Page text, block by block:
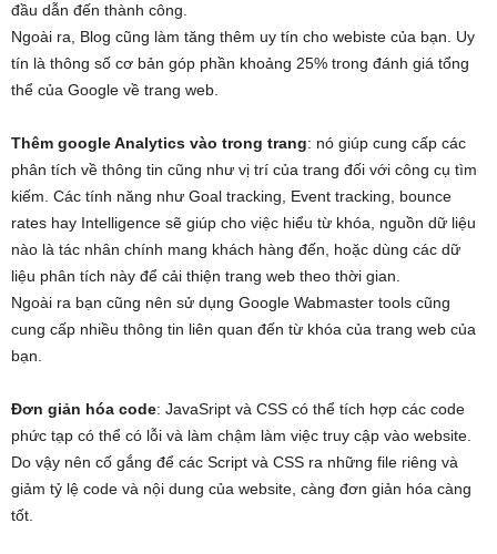
đầu dẫn đến thành công.
Ngoài ra, Blog cũng làm tăng thêm uy tín cho webiste của bạn. Uy
tín là thông số cơ bản góp phần khoảng 25% trong đánh giá tổng
thể của Google về trang web.
Thêm google Analytics vào trong trang: nó giúp cung cấp các
phân tích về thông tin cũng như vị trí của trang đối với công cụ tìm
kiếm. Các tính năng như Goal tracking, Event tracking, bounce
rates hay Intelligence sẽ giúp cho việc hiểu từ khóa, nguồn dữ liệu
nào là tác nhân chính mang khách hàng đến, hoặc dùng các dữ
liệu phân tích này để cải thiện trang web theo thời gian.
Ngoài ra bạn cũng nên sử dụng Google Wabmaster tools cũng
cung cấp nhiều thông tin liên quan đến từ khóa của trang web của
bạn.
Đơn giản hóa code: JavaSript và CSS có thể tích hợp các code
phức tạp có thể có lỗi và làm chậm làm việc truy cập vào website.
Do vậy nên cố gắng để các Script và CSS ra những file riêng và
giảm tỷ lệ code và nội dung của website, càng đơn giản hóa càng
tốt.